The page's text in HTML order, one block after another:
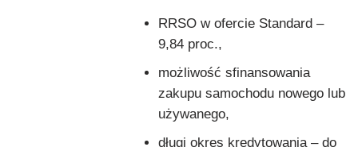
RRSO w ofercie Standard –
9,84 proc.,
możliwość sfinansowania
zakupu samochodu nowego lub
używanego,
długi okres kredytowania – do